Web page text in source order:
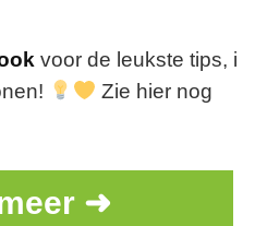
voor de leukste tips, i
Zie hier nog
➜